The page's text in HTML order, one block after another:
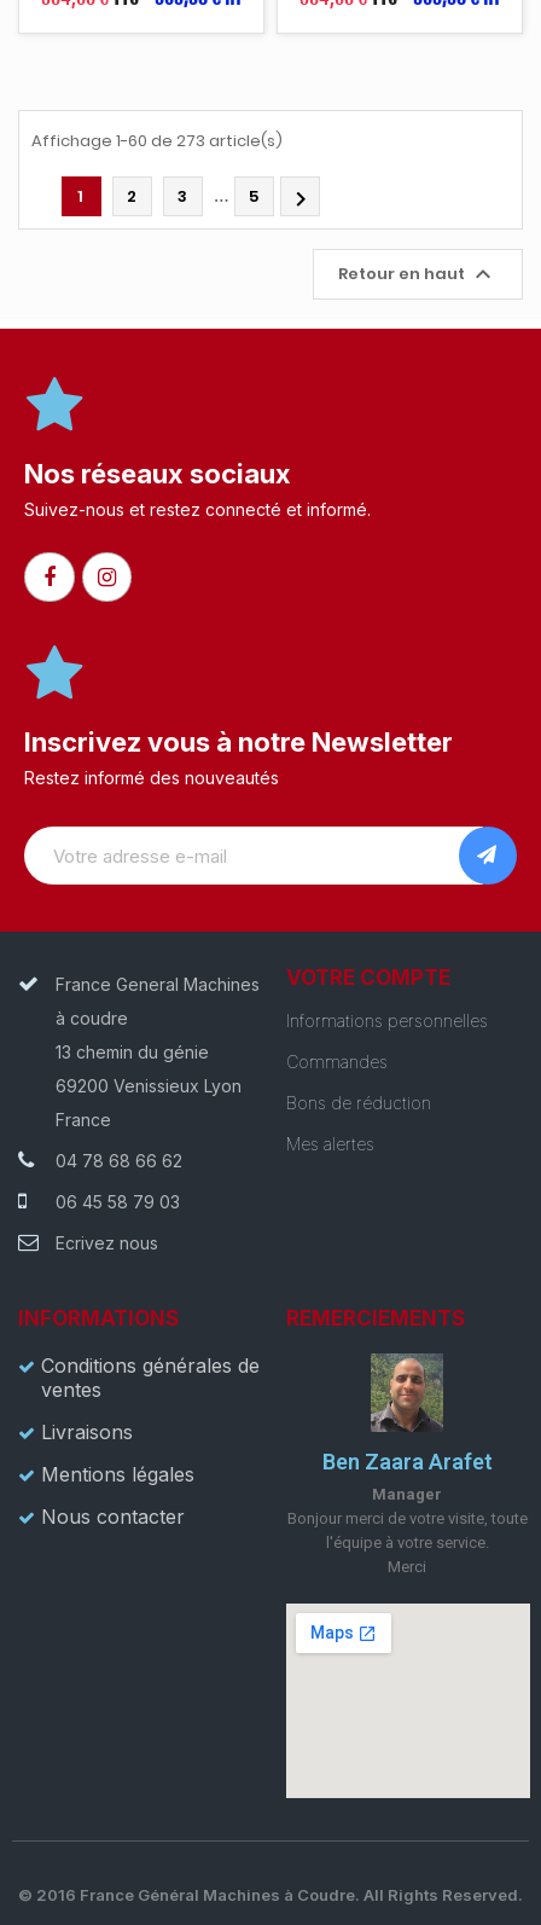
Affichage 1-60 de 273 article(s)
1 2 3 … 5 
Retour en haut 
Nos réseaux sociaux
Suivez-nous et restez connecté et informé.​
Inscrivez vous à notre Newsletter
Restez informé des nouveautés
France General Machines
à coudre
13 chemin du génie
69200 Venissieux Lyon
France
04 78 68 66 62
06 45 58 79 03
Ecrivez nous
VOTRE COMPTE
Informations personnelles
Commandes
Bons de réduction
Mes alertes
INFORMATIONS
Conditions générales de
ventes
Livraisons
Mentions légales
Nous contacter
REMERCIEMENTS
Ben Zaara Arafet
Manager
Bonjour merci de votre visite, toute
l'équipe à votre service.
Merci
© 2016 France Général Machines à Coudre. All Rights Reserved.